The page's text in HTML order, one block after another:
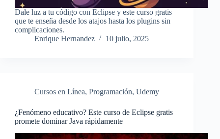
Dale luz a tu código con Eclipse y este curso gratis
que te enseña desde los atajos hasta los plugins sin
complicaciones.
Enrique Hernandez
10 julio, 2025
Cursos en Línea, Programación, Udemy
¿Fenómeno educativo? Este curso de Eclipse gratis
promete dominar Java rápidamente